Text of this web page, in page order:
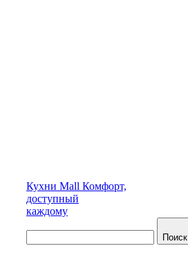
Кухни Mall Комфорт,
доступный
каждому
Поиск